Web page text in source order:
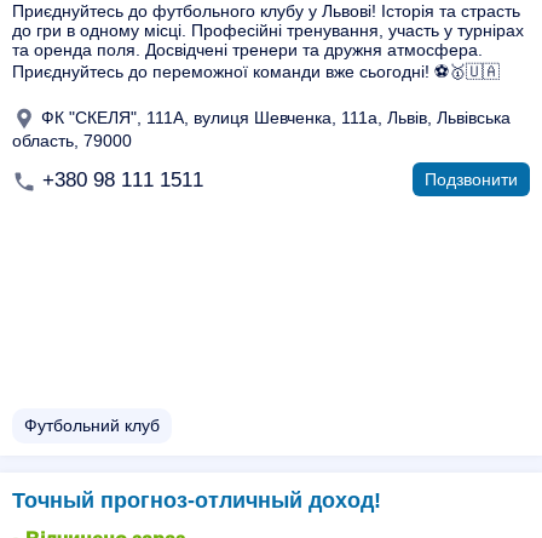
Приєднуйтесь до футбольного клубу у Львові! Історія та страсть
до гри в одному місці. Професійні тренування, участь у турнірах
та оренда поля. Досвідчені тренери та дружня атмосфера.
Приєднуйтесь до переможної команди вже сьогодні! ⚽🥇🇺🇦
ФК "СКЕЛЯ", 111А, вулиця Шевченка, 111a, Львів, Львівська
область, 79000
+380 98 111 1511 Подзвонити
Футбольний клуб
Точный прогноз-отличный доход!